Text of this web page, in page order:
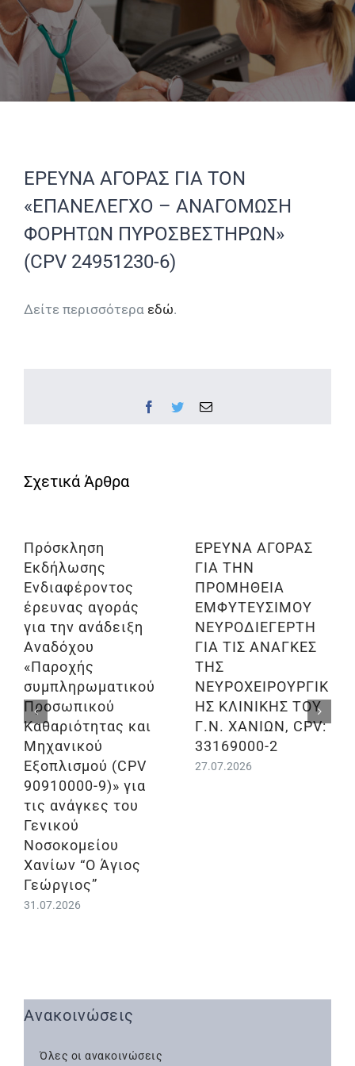
ΕΡΕΥΝΑ ΑΓΟΡΑΣ ΓΙΑ ΤΟΝ
«ΕΠΑΝΕΛΕΓΧΟ – ΑΝΑΓΟΜΩΣΗ
ΦΟΡΗΤΩΝ ΠΥΡΟΣΒΕΣΤΗΡΩΝ»
(CPV 24951230-6)
Δείτε περισσότερα εδώ.
Facebook
TwitterEmail
Πρόσκληση
Εκδήλωσης
Ενδιαφέροντος
έρευνας αγοράς
για την ανάδειξη
Αναδόχου
«Παροχής
συμπληρωματικού
Προσωπικού
Καθαριότητας και
Μηχανικού
Εξοπλισμού (CPV
90910000-9)» για
τις ανάγκες του
Γενικού
Νοσοκομείου
Χανίων “Ο Άγιος
Γεώργιος”
31.07.2026
ΕΡΕΥΝΑ ΑΓΟΡΑΣ
ΓΙΑ ΤΗΝ
ΠΡΟΜΗΘΕΙΑ
ΕΜΦΥΤΕΥΣΙΜΟΥ
ΝΕΥΡΟΔΙΕΓΕΡΤΗ
ΓΙΑ ΤΙΣ ΑΝΑΓΚΕΣ
ΤΗΣ
ΝΕΥΡΟΧΕΙΡΟΥΡΓΙΚ
ΗΣ ΚΛΙΝΙΚΗΣ ΤΟΥ
Γ.Ν. ΧΑΝΙΩΝ, CPV:
33169000-2
27.07.2026
Ανακοινώσεις
Όλες οι ανακοινώσεις